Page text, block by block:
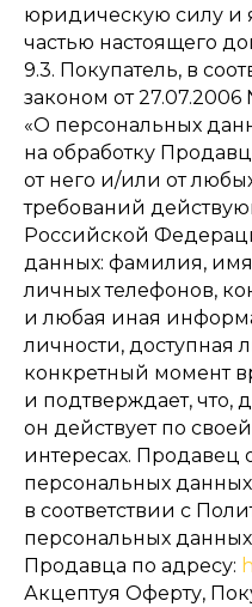
юридическую силу и
частью настоящего
9.3. Покупатель, в
законом от 27.07.2006
«О персональных
на обработку
от него и/или от
требований
Российской
данных: фамилия,
личных телефонов,
и любая иная
личности, доступная
конкретный момент
и подтверждает, что,
он действует по
интересах. Продавец
персональных
в соответствии с
персональных
Продавца по адресу:
Акцептуя Оферту,